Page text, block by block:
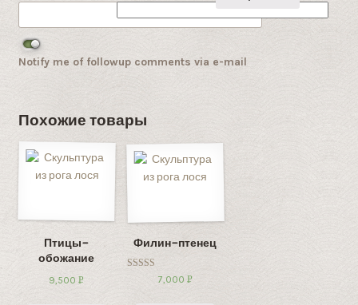
Notify me of followup comments via e-mail
Похожие товары
Птицы-
обожание
9,500Р
Филин-птенец
Оценка7,000 Р